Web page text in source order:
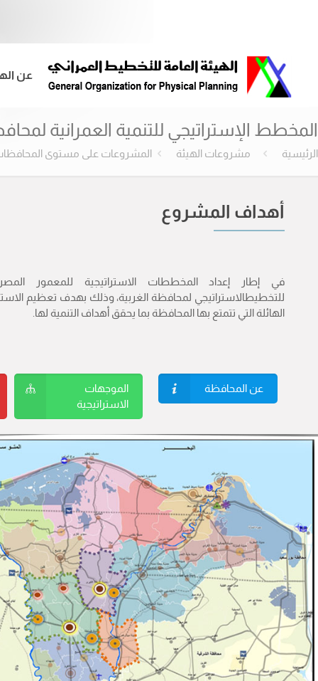
عن
المخطط الإستراتيجي للتنمية العمرانية
الرئيسية مشروعات الهيئة المشروعات على مستوى
أهداف المشروع
في إطار إعداد المخططات الاستراتيجية للمعمور
للتخطيطالاستراتيجي لمحافظة الغربية، وذلك بهدف تعظيم
الهائلة التي تتمتع بها المحافظة بما يحقق أهداف التنمية لها.
عن المحافظة
الموجهات
الاستراتيجية